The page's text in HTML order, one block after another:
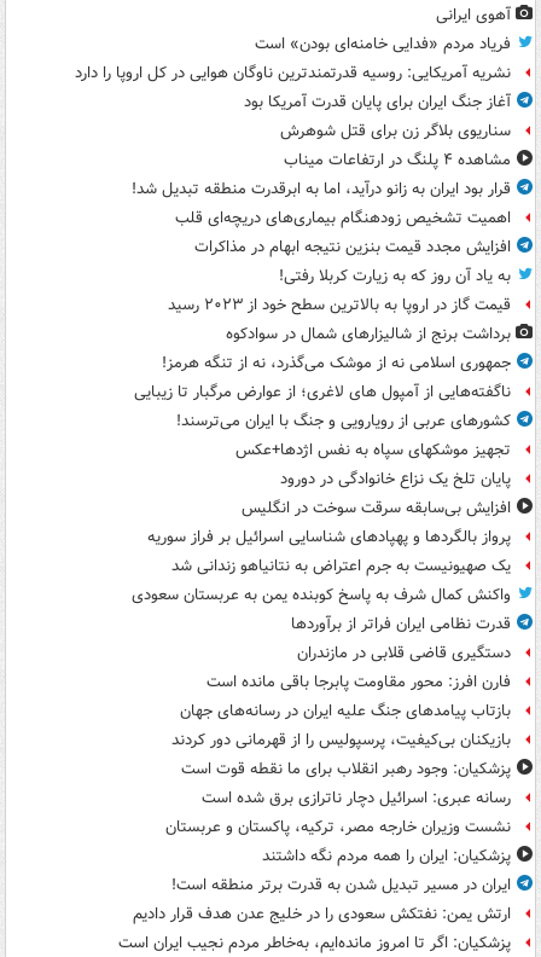
آهوی ایرانی
فریاد مردم «فدایی خامنه‌ای بودن» است
نشریه آمریکایی: روسیه قدرتمندترین ناوگان هوایی در کل اروپا را دارد
آغاز جنگ ایران برای پایان قدرت آمریکا بود
سناریوی بلاگر زن برای قتل شوهرش
مشاهده ۴ پلنگ در ارتفاعات میناب
قرار بود ایران به زانو درآید، اما به ابرقدرت منطقه تبدیل شد!
اهمیت تشخیص زودهنگام بیماری‌های دریچه‌ای قلب
افزایش مجدد قیمت بنزین نتیجه ابهام در مذاکرات
به یاد آن روز که به زیارت کربلا رفتی!
قیمت گاز در اروپا به بالاترین سطح خود از ۲۰۲۳ رسید
برداشت برنج از شالیزارهای شمال در سوادکوه
جمهوری اسلامی نه از موشک می‌گذرد، نه از تنگه هرمز!
ناگفته‌هایی از آمپول های لاغری؛ از عوارض مرگبار تا زیبایی
کشورهای عربی از رویارویی و جنگ با ایران می‌ترسند!
تجهیز موشکهای سپاه به نفس اژدها+عکس
پایان تلخ یک نزاع خانوادگی در دورود
افزایش بی‌سابقه سرقت سوخت در انگلیس
پرواز بالگردها و پهپادهای شناسایی اسرائیل بر فراز سوریه
یک صهیونیست به جرم اعتراض به نتانیاهو زندانی شد
واکنش کمال شرف به پاسخ کوبنده یمن به عربستان سعودی
قدرت نظامی ایران فراتر از برآوردها
دستگیری قاضی قلابی در مازندران
فارن افرز: محور مقاومت پابرجا باقی مانده است
بازتاب پیامدهای جنگ علیه ایران در رسانه‌های جهان
بازیکنان بی‌کیفیت، پرسپولیس را از قهرمانی دور کردند
پزشکیان: وجود رهبر انقلاب برای ما نقطه قوت است
رسانه عبری: اسرائیل دچار ناترازی برق شده است
نشست وزیران خارجه مصر، ترکیه، پاکستان و عربستان
پزشکیان: ایران را همه مردم نگه داشتند
ایران در مسیر تبدیل شدن به قدرت برتر منطقه است!
ارتش یمن: نفتکش سعودی را در خلیج عدن هدف قرار دادیم
پزشکیان: اگر تا امروز مانده‌ایم، به‌خاطر مردم نجیب ایران است